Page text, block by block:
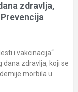
zdravlja,
i vakcinacija“
dana zdravlja, koji se
morbila u